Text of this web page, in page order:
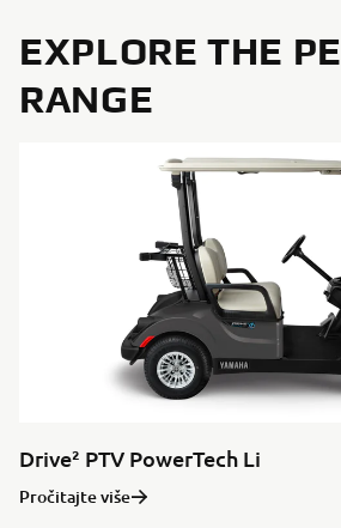
EXPLORE THE
RANGE
Drive² PTV PowerTech Li
Pročitajte više